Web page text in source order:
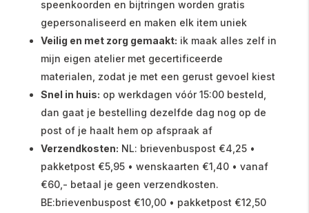
speenkoorden en bijtringen worden gratis
gepersonaliseerd en maken elk item uniek
Veilig en met zorg gemaakt: ik maak alles zelf in
mijn eigen atelier met gecertificeerde
materialen, zodat je met een gerust gevoel kiest
Snel in huis: op werkdagen vóór 15:00 besteld,
dan gaat je bestelling dezelfde dag nog op de
post of je haalt hem op afspraak af
Verzendkosten: NL: brievenbuspost €4,25 •
pakketpost €5,95 • wenskaarten €1,40 • vanaf
€60,- betaal je geen verzendkosten.
BE:brievenbuspost €10,00 • pakketpost €12,50